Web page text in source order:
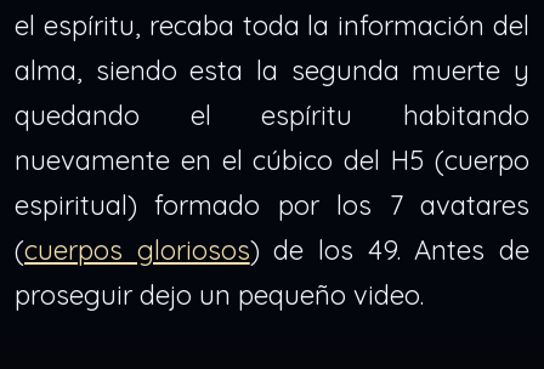
el espíritu, recaba toda la información del
alma, siendo esta la segunda muerte y
quedando el espíritu habitando
nuevamente en el cúbico del H5 (cuerpo
espiritual) formado por los 7 avatares
(cuerpos gloriosos) de los 49. Antes de
proseguir dejo un pequeño video.